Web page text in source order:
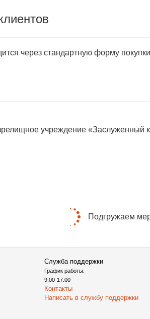
через стандартную форму
учреждение
Подгружаем
Служба поддержки
График работы:
9:00-17:00
Контакты
Написать в службу поддержки